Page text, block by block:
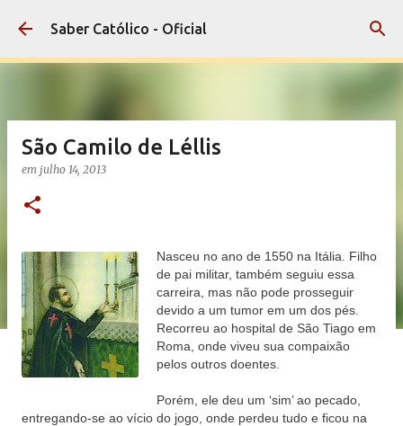
Pular para o conteúdo principal
Saber Católico - Oficial
São Camilo de Léllis
em julho 14, 2013
Nasceu no ano de 1550 na Itália. Filho
de pai militar, também seguiu essa
carreira, mas não pode prosseguir
devido a um tumor em um dos pés.
Recorreu ao hospital de São Tiago em
Roma, onde viveu sua compaixão
pelos outros doentes.
Porém, ele deu um ‘sim’ ao pecado,
entregando-se ao vício do jogo, onde perdeu tudo e ficou na